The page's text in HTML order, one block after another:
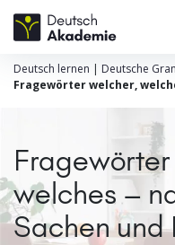
Deutsch lernen | Deutsche
Fragewörter welcher,
welches –
Sachen und